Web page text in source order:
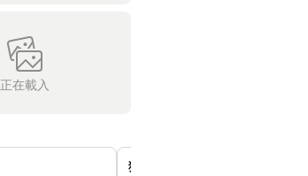
正在載入
獨特銀喉長尾山雀主題客房